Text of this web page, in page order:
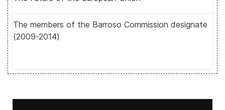
The members of the Barroso Commission designate
(2009-2014)